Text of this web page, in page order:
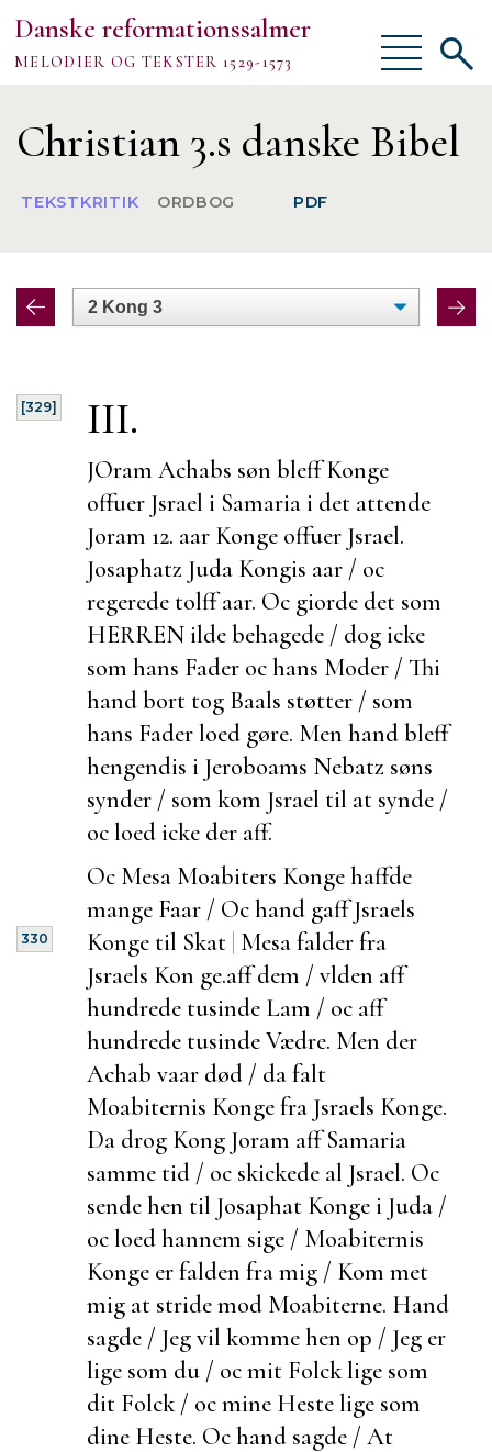
Danske reformationssalmer
MELODIER OG TEKSTER 1529-1573
Vis/skjul
menu
Om
TEKSTER
MELODIER
Vis/
Christian 3.s danske Bibel
TEKSTKRITIK ORDBOG PDF
[329] III.
JOram Achabs søn bleff Konge
offuer Jsrael i Samaria i det attende
Joram 12. aar Konge offuer Jsrael.
Josaphatz Juda Kongis aar / oc
regerede tolff aar. Oc giorde det som
HERREN ilde behagede / dog icke
som hans Fader oc hans Moder / Thi
hand bort tog Baals støtter / som
hans Fader loed gøre. Men hand bleff
hengendis i Jeroboams Nebatz søns
synder / som kom Jsrael til at synde /
oc loed icke der aff.
Oc Mesa Moabiters Konge haffde
mange Faar / Oc hand gaff Jsraels
Konge til Skat |
330
Mesa falder fra
Jsraels Kon ge.aff dem / vlden aff
hundrede tusinde Lam / oc aff
hundrede tusinde Vædre. Men der
Achab vaar død / da falt
Moabiternis Konge fra Jsraels Konge.
Da drog Kong Joram aff Samaria
samme tid / oc skickede al Jsrael. Oc
sende hen til Josaphat Konge i Juda /
oc loed hannem sige / Moabiternis
Konge er falden fra mig / Kom met
mig at stride mod Moabiterne. Hand
sagde / Jeg vil komme hen op / Jeg er
lige som du / oc mit Folck lige som
dit Folck / oc mine Heste lige som
dine Heste. Oc hand sagde / At